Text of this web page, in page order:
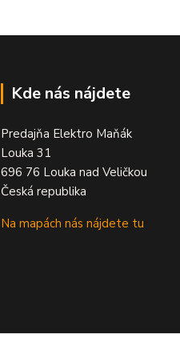
Kde nás nájdete
Predajňa Elektro Maňák
Louka 31
696 76 Louka nad Veličkou
Česká republika
Na mapách nás nájdete tu